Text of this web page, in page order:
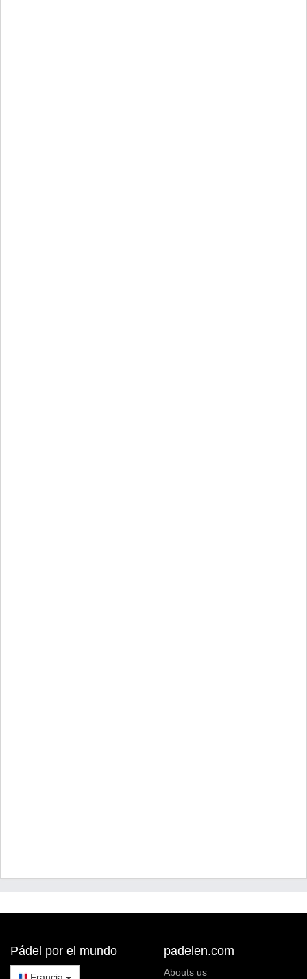
Pádel por el mundo padelen.com
Abouts us